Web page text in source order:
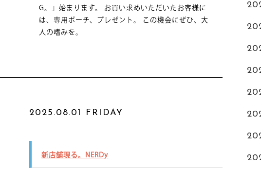
G。」始まります。 お買い求めいただいたお客様に
は、専用ポーチ、プレゼント。 この機会にぜひ、大
人の嗜みを。
2025.08.01 FRIDAY
新店舗現る。NERDy